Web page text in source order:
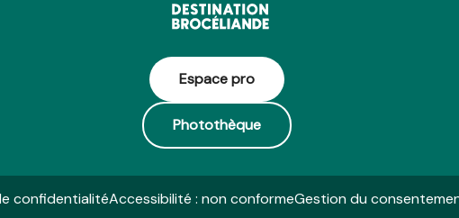
Espace pro
Photothèque
confidentialitéAccessibilité : non conformeGestion du